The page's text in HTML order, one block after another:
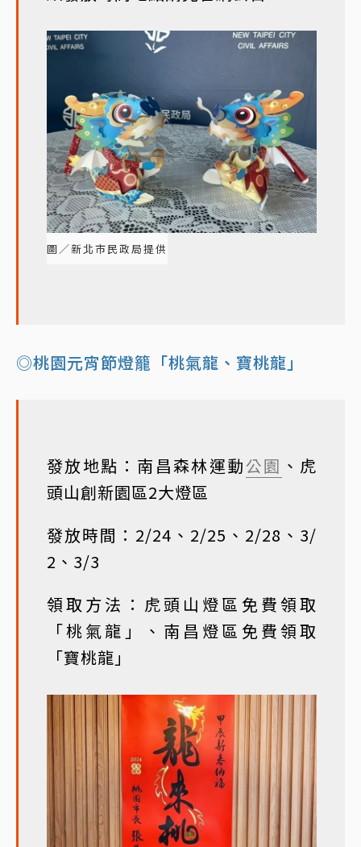
圖／新北市民政局提供
◎桃園元宵節燈籠「桃氣龍、寶桃龍」
發放地點：南昌森林運動公園 、虎
頭山創新園區2大燈區
發放時間：2/24、2/25、2/28、3/
2、3/3
領取方法：虎頭山燈區免費領取
「桃氣龍」、南昌燈區免費領取
「寶桃龍」